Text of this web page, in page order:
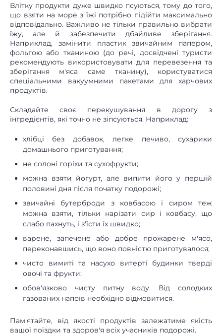
Влітку продукти дуже швидко псуються, тому до того,
що взяти на море з їжі потрібно підійти максимально
відповідально. Важливо не тільки правильно вибрати
їжу, але й забезпечити дбайливе зберігання.
Наприклад, замінити пластик звичайним папером,
фольгою або тканиною (до речі, досвідчені туристи
рекомендують використовувати для перевезення та
зберігання м'яса саме тканину), користуватися
спеціальними вакуумними пакетами для харчових
продуктів.
Складайте своє перекушування в дорогу з
інгредієнтів, які точно не зіпсуються. Наприклад:
хлібці без добавок, легке печиво, сухарики
домашнього приготування;
не солоні горіхи та сухофрукти;
можна взяти йогурт, але випити його у першій
половині дня після початку подорожі;
звичайні бутерброди з ковбасою і сиром теж
можна взяти, тільки нарізати сир і ковбасу, що
слабо пахнуть, і з'їсти їх швидко;
варене, запечене або добре прожарене м'ясо,
переконавшись, що воно повністю приготувалося;
чисто вимиті та насухо витерті будинки тверді
овочі та фрукти;
обов'язково чисту питну воду. Від солодких
газованих напоїв необхідно відмовитися.
Пам'ятайте, від якості продуктів залежатиме якість
вашої поїздки та здоров'я всіх учасників подорожі.